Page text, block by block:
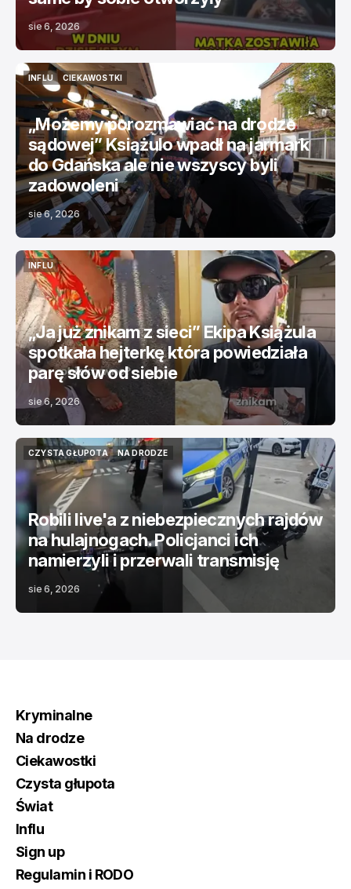
sie 6, 2026
INFLU
INFLU
CIEKAWOSTKI
CIEKAWOSTKI
„Możemy porozmawiać na drodze
sądowej” Książulo wpadł na jarmark
do Gdańska ale nie wszyscy byli
zadowoleni
sie 6, 2026
INFLU
INFLU
„Ja już znikam z sieci” Ekipa Książula
spotkała hejterkę która powiedziała
parę słów od siebie
sie 6, 2026
CZYSTA GŁUPOTA
CZYSTA GŁUPOTA
NA DRODZE
NA DRODZE
Robili live'a z niebezpiecznych rajdów
na hulajnogach. Policjanci ich
namierzyli i przerwali transmisję
sie 6, 2026
Kryminalne
Na drodze
Ciekawostki
Czysta głupota
Świat
Influ
Sign up
Regulamin i RODO